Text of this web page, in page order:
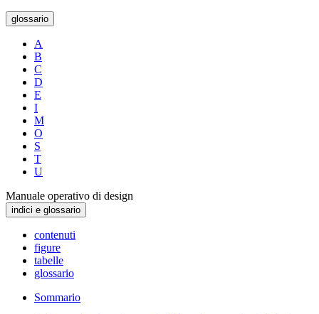
glossario
A
B
C
D
E
I
M
O
S
T
U
Manuale operativo di design
indici e glossario
contenuti
figure
tabelle
glossario
Sommario